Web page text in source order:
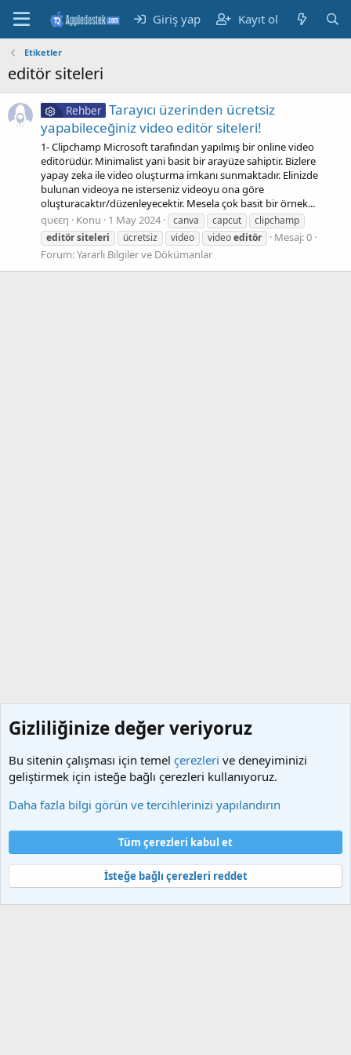
Giriş yap Kayıt ol
Etiketler
editör siteleri
Rehber Tarayıcı üzerinden ücretsiz
yapabileceğiniz video editör siteleri!
1- Clipchamp Microsoft tarafından yapılmış bir online video
editörüdür. Minimalist yani basit bir arayüze sahiptir. Bizlere
yapay zeka ile video oluşturma imkanı sunmaktadır. Elinizde
bulunan videoya ne isterseniz videoyu ona göre
oluşturacaktır/düzenleyecektir. Mesela çok basit bir örnek...
qυєєη
Konu 1 May 2024 canva capcut
clipchamp
editörsiteleri ücretsiz video videoeditör
Mesaj: 0
Forum:Yararlı Bilgiler ve Dökümanlar
Şartlar ve kurallar
Gizlilik politikası
Yardım
Ana sayfa
S
S
Community platform by XenForo® © 2010-2025 XenForo Ltd.
Gizliliğinize değer veriyoruz
Bu sitenin çalışması için temel çerezleri ve deneyiminizi
geliştirmek için isteğe bağlı çerezleri kullanıyoruz.
Daha fazla bilgi görün ve tercihlerinizi yapılandırın
Tüm çerezleri kabul et
İsteğe bağlı çerezleri reddet